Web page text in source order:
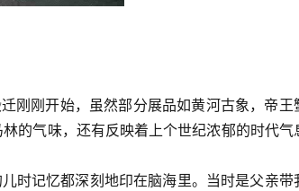
刚刚开始，虽然部分展品如黄河古象，帝王
的气味，还有反映着上个世纪浓郁的时代气
时记忆都深刻地印在脑海里。当时是父亲带